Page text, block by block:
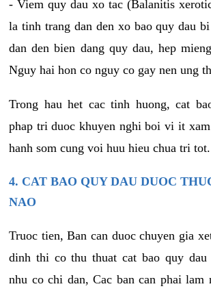
- Viem quy dau xo tac (Balanitis
la tinh trang dan den xo bao quy dau
dan den bien dang quy dau, hep
Nguy hai hon co nguy co gay nen ung
Trong hau het cac tinh huong, cat
phap tri duoc khuyen nghi boi vi it
hanh som cung voi huu hieu chua tri tot.
4. CAT BAO QUY DAU DUOC
NAO
Truoc tien, Ban can duoc chuyen gia
dinh thi co thu thuat cat bao quy dau
nhu co chi dan, Cac ban can phai lam